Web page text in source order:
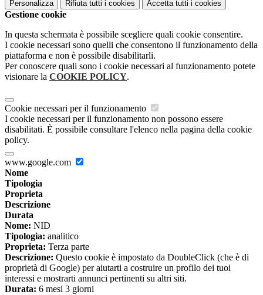
Personalizza Rifiuta tutti i cookies Accetta tutti i cookies
Gestione cookie
In questa schermata è possibile scegliere quali cookie consentire.
I cookie necessari sono quelli che consentono il funzionamento della
piattaforma e non è possibile disabilitarli.
Per conoscere quali sono i cookie necessari al funzionamento potete
visionare la COOKIE POLICY.
Cookie necessari per il funzionamento
I cookie necessari per il funzionamento non possono essere
disabilitati. È possibile consultare l'elenco nella pagina della cookie
policy.
www.google.com
Nome
Tipologia
Proprieta
Descrizione
Durata
Nome: NID
Tipologia: analitico
Proprieta: Terza parte
Descrizione: Questo cookie è impostato da DoubleClick (che è di
proprietà di Google) per aiutarti a costruire un profilo dei tuoi
interessi e mostrarti annunci pertinenti su altri siti.
Durata: 6 mesi 3 giorni